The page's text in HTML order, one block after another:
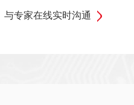
与专家在线实时沟通